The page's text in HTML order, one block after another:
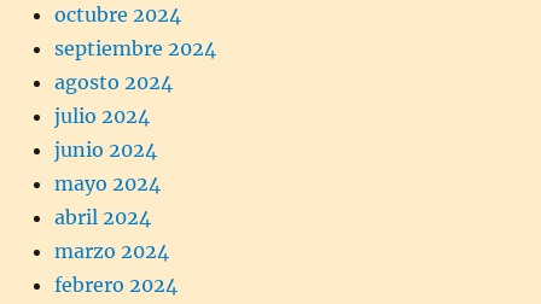
octubre 2024
septiembre 2024
agosto 2024
julio 2024
junio 2024
mayo 2024
abril 2024
marzo 2024
febrero 2024